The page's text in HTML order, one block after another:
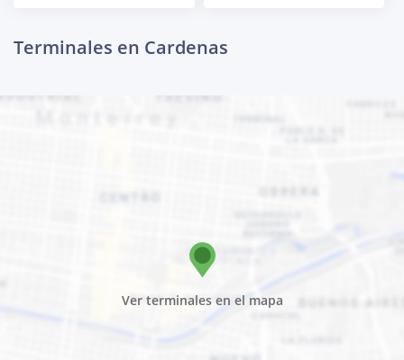
Terminales en Cardenas
Ver terminales en el mapa